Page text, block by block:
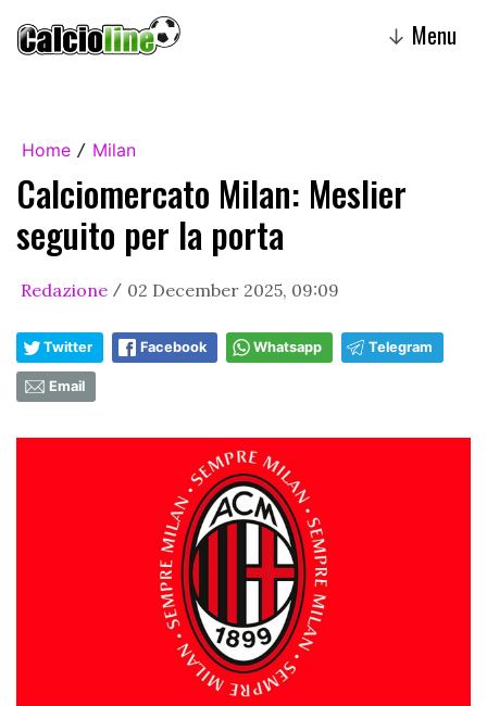
↓ Menu
Home / Milan
Calciomercato Milan: Meslier
seguito per la porta
Redazione / 02 December 2025, 09:09
Twitter Facebook Whatsapp Telegram
Email